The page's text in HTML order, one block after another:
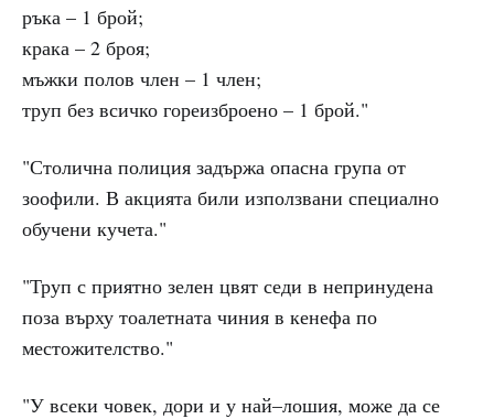
ръка – 1 брой;
крака – 2 броя;
мъжки полов член – 1 член;
труп без всичко гореизброено – 1 брой."
"Столична полиция задържа опасна група от
зоофили. В акцията били използвани специално
обучени кучета."
"Труп с приятно зелен цвят седи в непринудена
поза върху тоалетната чиния в кенефа по
местожителство."
"У всеки човек, дори и у най–лошия, може да се